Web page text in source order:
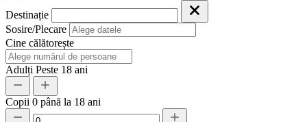
Destinație
Sosire/Plecare
Cine călătorește
Adulți Peste 18 ani
Copii 0 până la 18 ani